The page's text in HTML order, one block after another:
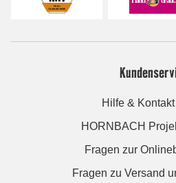
Hilfe &
HORNBACH
Fragen zur
Fragen zu Versand